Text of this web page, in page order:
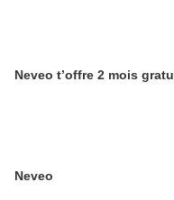
Neveo t’offre 2 mois
Neveo